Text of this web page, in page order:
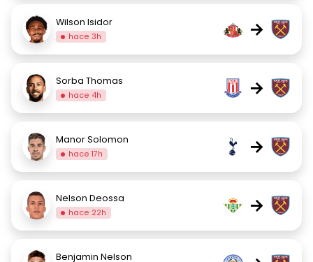
Wilson Isidor
hace 3h →
Sorba Thomas
hace 4h →
Manor Solomon
hace 17h →
Nelson Deossa
hace 22h →
Benjamin Nelson